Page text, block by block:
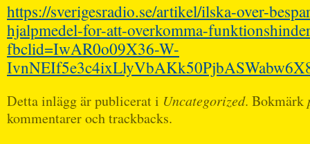
https://sverigesradio.se/artikel/ilska-over-
hjalpmedel-for-att-overkomma-
fbclid=IwAR0o09X36-W-
Detta inlägg är publicerat i Uncategorized. Bokmärk
kommentarer och trackbacks.